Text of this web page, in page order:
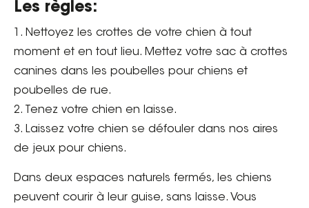
Les règles:
1. Nettoyez les crottes de votre chien à tout
moment et en tout lieu. Mettez votre sac à crottes
canines dans les poubelles pour chiens et
poubelles de rue.
2. Tenez votre chien en laisse.
3. Laissez votre chien se défouler dans nos aires
de jeux pour chiens.
Dans deux espaces naturels fermés, les chiens
peuvent courir à leur guise, sans laisse. Vous